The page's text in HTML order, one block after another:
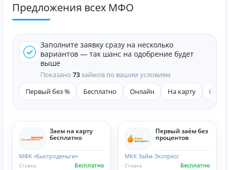
Предложения всех МФО
Заполните заявку сразу на несколько
вариантов — так шанс на одобрение будет
выше
Показано 73займов по вашим условиям
Первый без %
Бесплатно Онлайн На карту
Заем на карту
бесплатно
МФК «Быстроденьги»
Бесплатно
Ставка
Первый заём без
процентов
МКК Займ-Экспресс
Бесплатно
Ставка